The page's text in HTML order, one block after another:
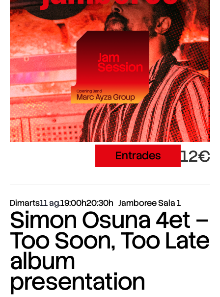
Entrades 12€
Dimarts11 ag.19:00h20:30h Jamboree Sala 1
Simon Osuna 4et –
Too Soon, Too Late
album
presentation